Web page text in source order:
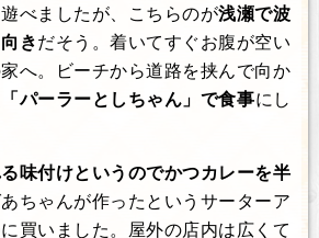
べましたが、こちらのが浅瀬で波
きだそう。着いてすぐお腹が空い
へ。ビーチから道路を挟んで向か
「パーラーとしちゃん」で食事にし
味付けというのでかつカレーを半
あちゃんが作ったというサーターア
買いました。屋外の店内は広くて